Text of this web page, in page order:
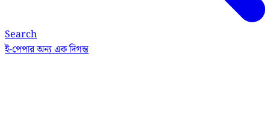
Search
ই-পেপারঅন্য এক দিগন্ত